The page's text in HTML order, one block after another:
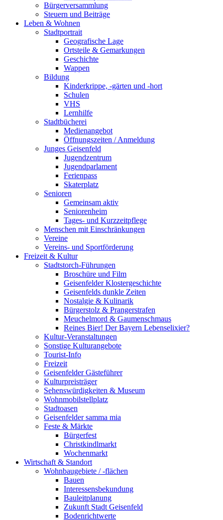
Bürgerversammlung
Steuern und Beiträge
Leben & Wohnen
Stadtportrait
Geografische Lage
Ortsteile & Gemarkungen
Geschichte
Wappen
Bildung
Kinderkrippe, -gärten und -hort
Schulen
VHS
Lernhilfe
Stadtbücherei
Medienangebot
Öffnungszeiten / Anmeldung
Junges Geisenfeld
Jugendzentrum
Jugendparlament
Ferienpass
Skaterplatz
Senioren
Gemeinsam aktiv
Seniorenheim
Tages- und Kurzzeitpflege
Menschen mit Einschränkungen
Vereine
Vereins- und Sportförderung
Freizeit & Kultur
Stadtstorch-Führungen
Broschüre und Film
Geisenfelder Klostergeschichte
Geisenfelds dunkle Zeiten
Nostalgie & Kulinarik
Bürgerstolz & Prangerstrafen
Meuchelmord & Gaumenschmaus
Reines Bier! Der Bayern Lebenselixier?
Kultur-Veranstaltungen
Sonstige Kulturangebote
Tourist-Info
Freizeit
Geisenfelder Gästeführer
Kulturpreisträger
Sehenswürdigkeiten & Museum
Wohnmobilstellplatz
Stadtoasen
Geisenfelder samma mia
Feste & Märkte
Bürgerfest
Christkindlmarkt
Wochenmarkt
Wirtschaft & Standort
Wohnbaugebiete / -flächen
Bauen
Interessensbekundung
Bauleitplanung
Zukunft Stadt Geisenfeld
Bodenrichtwerte